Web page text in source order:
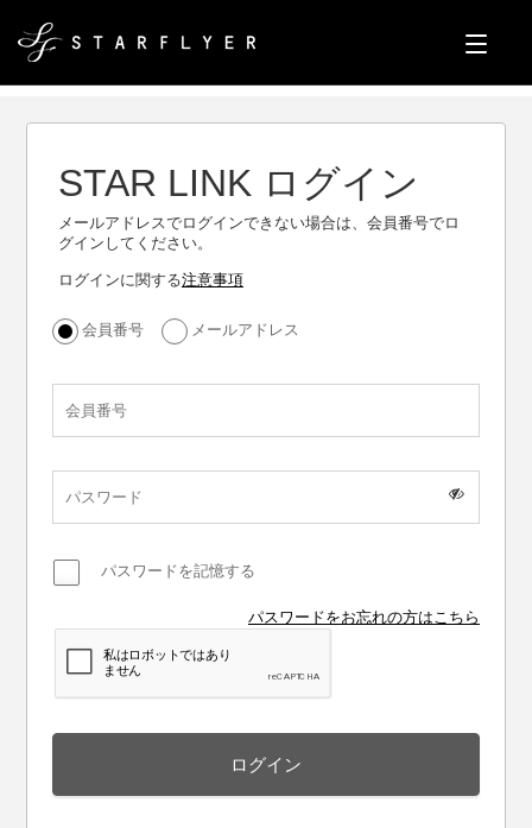
STAR LINK ログイン
メールアドレスでログインできない場合は、会員番号でロ
グインしてください。
ログインに関する注意事項
会員番号 メールアドレス
パスワードを記憶する
パスワードをお忘れの方はこちら
ログイン